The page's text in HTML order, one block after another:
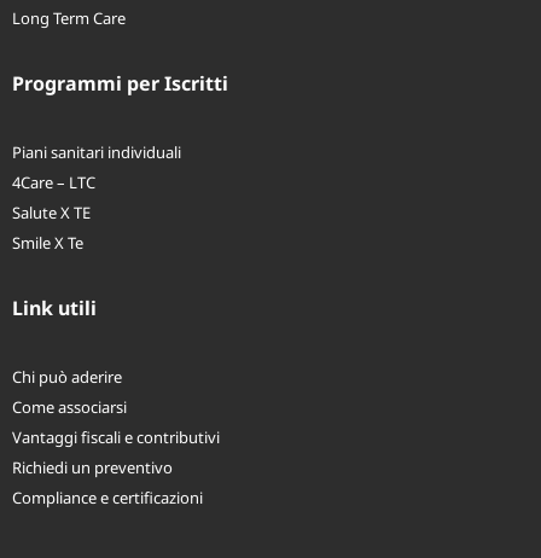
Long Term Care
Programmi per Iscritti
Piani sanitari individuali
4Care – LTC
Salute X TE
Smile X Te
Link utili
Chi può aderire
Come associarsi
Vantaggi fiscali e contributivi
Richiedi un preventivo
Compliance e certificazioni